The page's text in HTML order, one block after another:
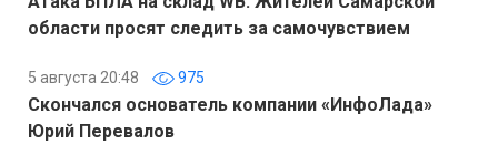
области просят следить за самочувствием
5 августа 20:48 975
Скончался основатель компании «ИнфоЛада»
Юрий Перевалов